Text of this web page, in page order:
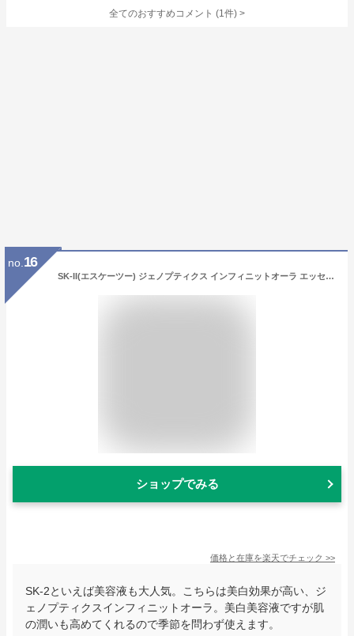
全てのおすすめコメント (1件) >
no. 16
SK-II(エスケーツー) ジェノプティクス インフィニットオーラ エッセンス コフレ（限定品）
ショップでみる
価格と在庫を楽天でチェック >>
SK-2といえば美容液も大人気。こちらは美白効果が高い、ジ
ェノプティクスインフィニットオーラ。美白美容液ですが肌
の潤いも高めてくれるので季節を問わず使えます。